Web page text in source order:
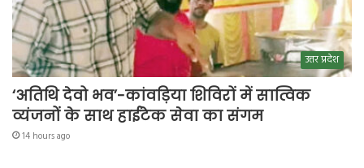
उत्तर प्रदेश
‘अतिथि देवो भव’-कांवड़िया शिविरों में सात्विक
व्यंजनों के साथ हाईटेक सेवा का संगम
14 hours ago